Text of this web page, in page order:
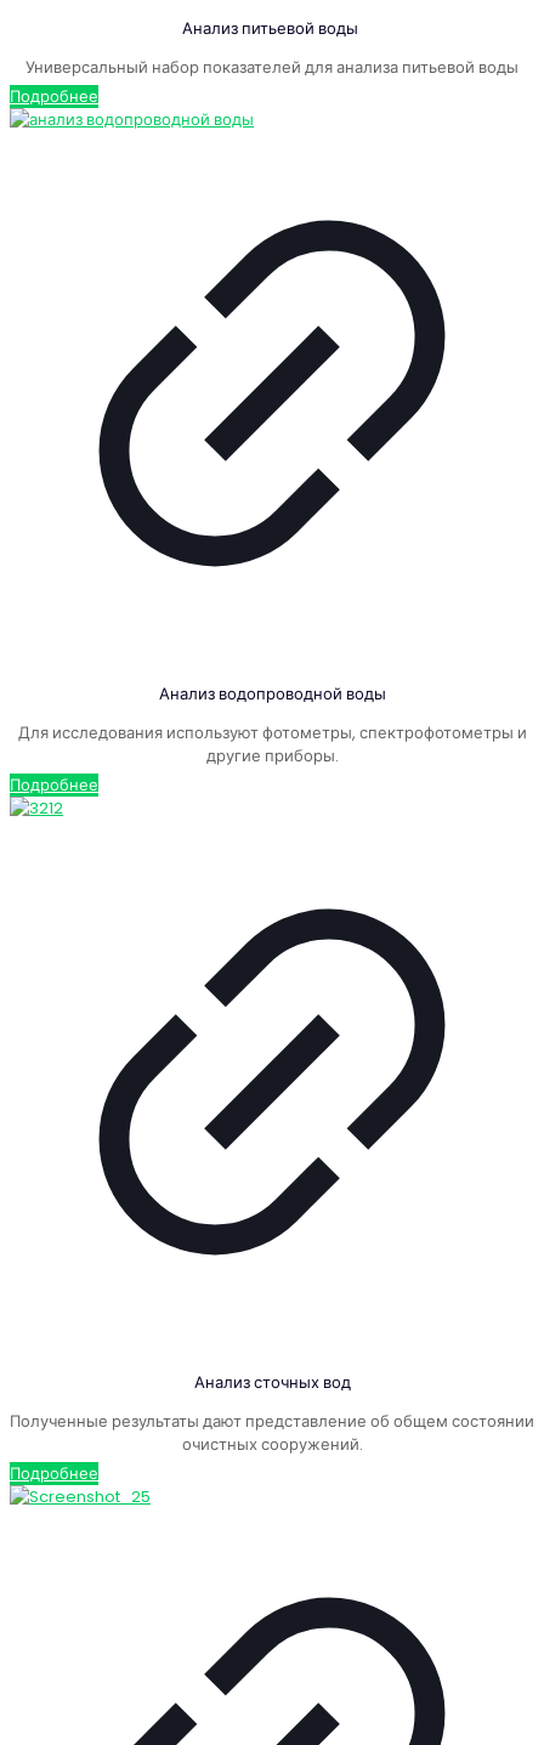
Анализ питьевой воды
Универсальный набор показателей для анализа питьевой воды
Подробнее
Анализ водопроводной воды
Для исследования используют фотометры, спектрофотометры и
другие приборы.
Подробнее
Анализ сточных вод
Полученные результаты дают представление об общем состоянии
очистных сооружений.
Подробнее